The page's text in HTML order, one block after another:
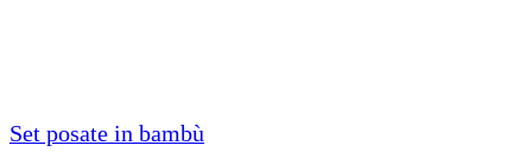
Set posate in bambù